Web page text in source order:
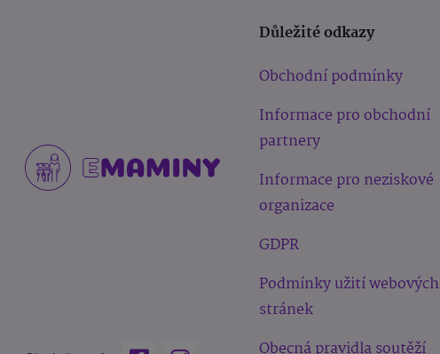
Důležité odkazy
Obchodní podmínky
Informace pro obchodní
partnery
Informace pro neziskové
organizace
GDPR
Podmínky užití webových
stránek
Obecná pravidla soutěží